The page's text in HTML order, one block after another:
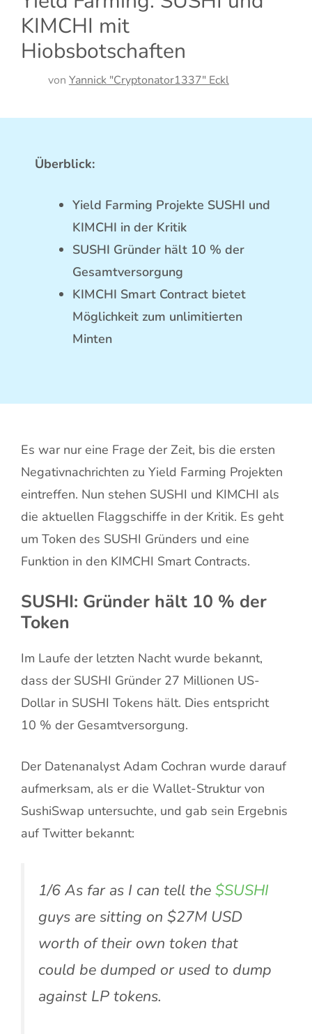
KIMCHI mit
Hiobsbotschaften
von Yannick "Cryptonator1337" Eckl
Überblick:
Yield Farming Projekte SUSHI und
KIMCHI in der Kritik
SUSHI Gründer hält 10 % der
Gesamtversorgung
KIMCHI Smart Contract bietet
Möglichkeit zum unlimitierten
Minten
Es war nur eine Frage der Zeit, bis die ersten
Negativnachrichten zu Yield Farming Projekten
eintreffen. Nun stehen SUSHI und KIMCHI als
die aktuellen Flaggschiffe in der Kritik. Es geht
um Token des SUSHI Gründers und eine
Funktion in den KIMCHI Smart Contracts.
SUSHI: Gründer hält 10 % der
Token
Im Laufe der letzten Nacht wurde bekannt,
dass der SUSHI Gründer 27 Millionen US-
Dollar in SUSHI Tokens hält. Dies entspricht
10 % der Gesamtversorgung.
Der Datenanalyst Adam Cochran wurde darauf
aufmerksam, als er die Wallet-Struktur von
SushiSwap untersuchte, und gab sein Ergebnis
auf Twitter bekannt:
1/6 As far as I can tell the $SUSHI
guys are sitting on $27M USD
worth of their own token that
could be dumped or used to dump
against LP tokens.